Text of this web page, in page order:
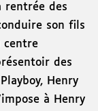
rentrée des
son fils
centre
des
Henry
à Henry